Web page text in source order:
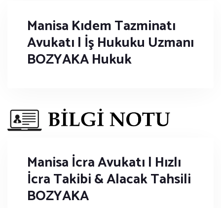
Manisa Kıdem Tazminatı
Avukatı | İş Hukuku Uzmanı
BOZYAKA Hukuk
Manisa İcra Avukatı | Hızlı
İcra Takibi & Alacak Tahsili
BOZYAKA